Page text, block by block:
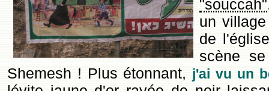
un
de
scène
Shemesh ! Plus étonnant, j'ai vu un